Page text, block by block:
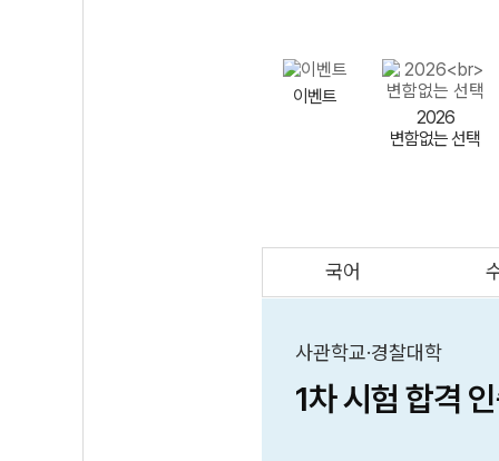
이벤트
2026
변함없는 선택
국어
사관학교·경찰대학
1차 시험 합격